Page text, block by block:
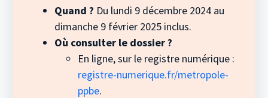
Quand ? Du lundi 9 décembre 2024 au
dimanche 9 février 2025 inclus.
Où consulter le dossier ?
En ligne, sur le registre numérique :
registre-numerique.fr/metropole-
ppbe.